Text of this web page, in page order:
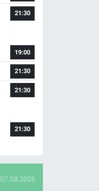
21:30
19:00
21:30
21:30
21:30
07.08.2026